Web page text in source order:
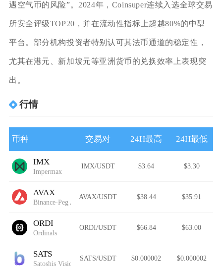
遇空气币的风险”。2024年，Coinsuper连续入选全球交易
所安全评级TOP20，并在流动性指标上超越80%的中型
平台。部分机构投资者特别认可其法币通道的稳定性，
尤其在港元、新加坡元等亚洲货币的兑换效率上表现突
出。
行情
币种 交易对 24H最高 24H最低
IMX
Impermax
IMX/USDT $3.64 $3.30
AVAX
Binance-Peg Avalanche
AVAX/USDT $38.44 $35.91
ORDI
Ordinals
ORDI/USDT $66.84 $63.00
SATS
Satoshis Vision
SATS/USDT $0.000002 $0.000002